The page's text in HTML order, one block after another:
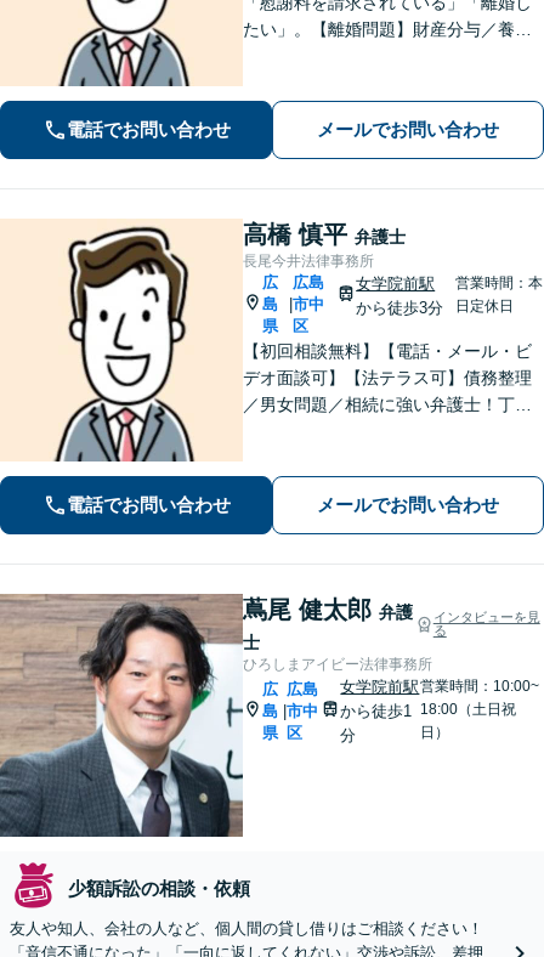
たい」。【離婚問題】財産分与／養育
請求など【相続・遺言】料金は明確に
細かく設定【初回相談無料】
電話でお問い合わせ メールでお問い合わせ
高橋 慎平 弁護士
長尾今井法律事務所
広
島
県
広島
市中
区
女学院前駅
から徒歩3分
営業時間：本
日定休日
【初回相談無料】【電話・メール・ビ
デオ面談可】【法テラス可】債務整理
／男女問題／相続に強い弁護士！丁寧
寄り添ったサポートが強み【分割・後
払い利用可】【女学院前駅5分】
電話でお問い合わせ メールでお問い合わせ
蔦尾 健太郎 弁護
士
インタビューを見
る
ひろしまアイビー法律事務所
広
島
県
|
広島
市中
区
女学院前駅
から徒歩1
分
営業時間：10:00~
18:00（土日祝
日）
少額訴訟の相談・依頼
友人や知人、会社の人など、個人間の貸し借りはご相談ください！
「音信不通になった」「一向に返してくれない」交渉や訴訟、差押